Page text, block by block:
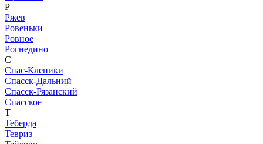
Р
Ржев
Ровеньки
Ровное
Рогнедино
С
Спас-Клепики
Спасск-Дальний
Спасск-Рязанский
Спасское
Т
Теберда
Тевриз